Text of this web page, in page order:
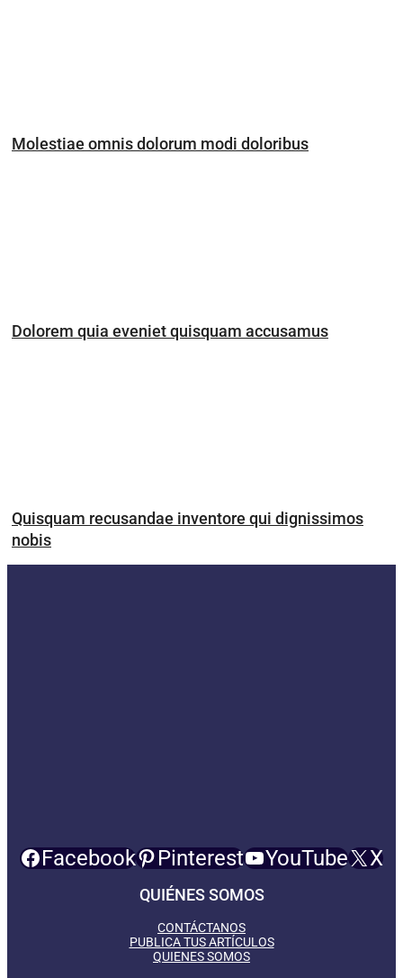
Molestiae omnis dolorum modi doloribus
Dolorem quia eveniet quisquam accusamus
Quisquam recusandae inventore qui dignissimos
nobis
Facebook Pinterest YouTube X
QUIÉNES SOMOS
CONTÁCTANOS
PUBLICA TUS ARTÍCULOS
QUIENES SOMOS